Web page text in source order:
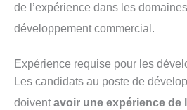
de l’expérience dans les
développement commercial.
Expérience requise pour les
Les candidats au poste de
doiventavoir une expérience de